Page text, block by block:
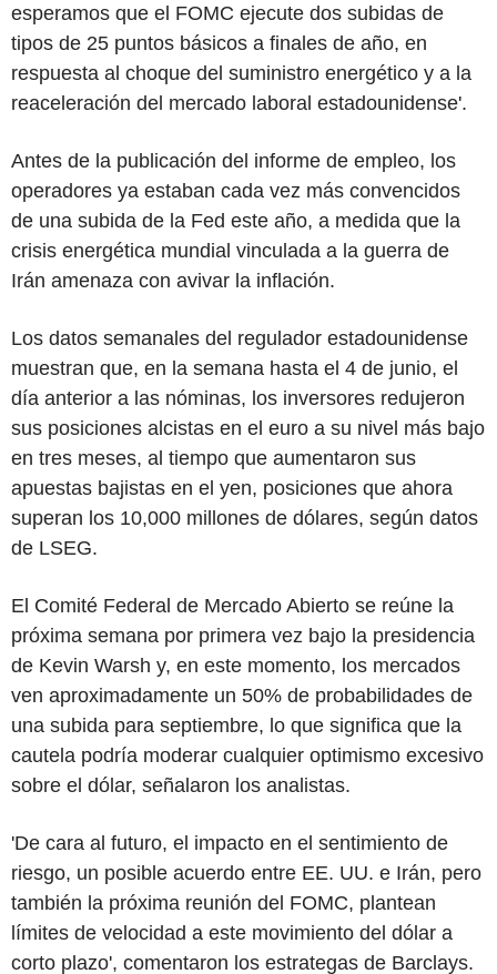
esperamos que el FOMC ejecute dos subidas de
tipos de 25 puntos básicos a finales de año, en
respuesta al choque del suministro energético y a la
reaceleración del mercado laboral estadounidense'.
Antes de la publicación del informe de empleo, los
operadores ya estaban cada vez más convencidos
de una subida de la Fed este año, a medida que la
crisis energética mundial vinculada a la guerra de
Irán amenaza con avivar la inflación.
Los datos semanales del regulador estadounidense
muestran que, en la semana hasta el 4 de junio, el
día anterior a las nóminas, los inversores redujeron
sus posiciones alcistas en el euro a su nivel más bajo
en tres meses, al tiempo que aumentaron sus
apuestas bajistas en el yen, posiciones que ahora
superan los 10,000 millones de dólares, según datos
de LSEG.
El Comité Federal de Mercado Abierto se reúne la
próxima semana por primera vez bajo la presidencia
de Kevin Warsh y, en este momento, los mercados
ven aproximadamente un 50% de probabilidades de
una subida para septiembre, lo que significa que la
cautela podría moderar cualquier optimismo excesivo
sobre el dólar, señalaron los analistas.
'De cara al futuro, el impacto en el sentimiento de
riesgo, un posible acuerdo entre EE. UU. e Irán, pero
también la próxima reunión del FOMC, plantean
límites de velocidad a este movimiento del dólar a
corto plazo', comentaron los estrategas de Barclays.